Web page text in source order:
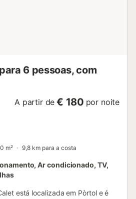
6 pessoas, com
A partir de € 180 por noite
m² 9,8 km para a costa
Ar condicionado, TV,
está localizada em Pòrtol e é